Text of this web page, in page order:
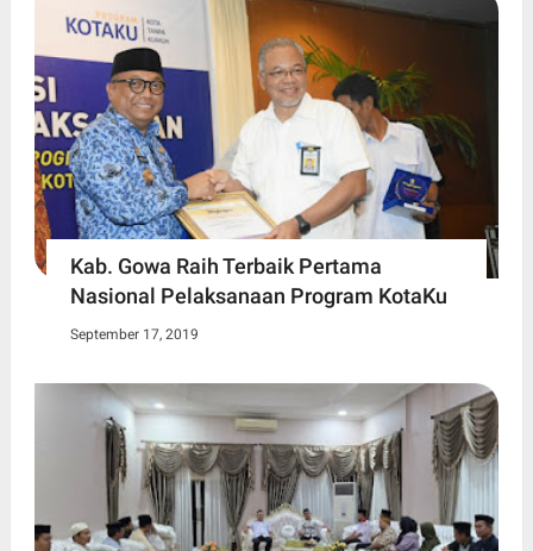
Kab. Gowa Raih Terbaik Pertama
Nasional Pelaksanaan Program KotaKu
September 17, 2019